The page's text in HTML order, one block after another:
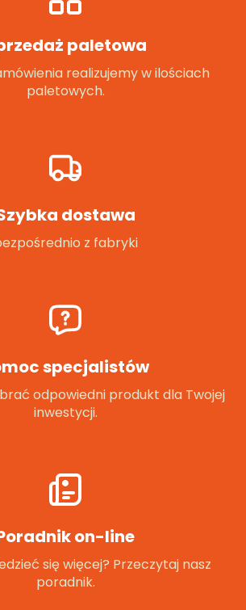
paletowa
realizujemy w ilościach
paletowych.
dostawa
z fabryki
specjalistów
odpowiedni produkt dla Twojej
inwestycji.
on-line
się więcej? Przeczytaj nasz
poradnik.